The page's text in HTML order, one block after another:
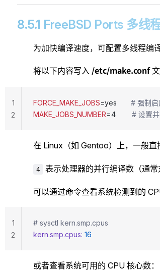
8.5.1 FreeBSD Ports 多线
为加快编译速度，可配置多线程编
将以下内容写入 /etc/make.conf文
FORCE_MAKE_JOBS=yes # 强制
MAKE_JOBS_NUMBER=4 # 设置
1
2
在 Linux（如 Gentoo）上，一般直
4 表示处理器的并行编译数（通常
可以通过命令查看系统检测到的
# sysctl kern.smp.cpus
kern.smp.cpus: 16
1
2
或者查看系统可用的 CPU 核心数：